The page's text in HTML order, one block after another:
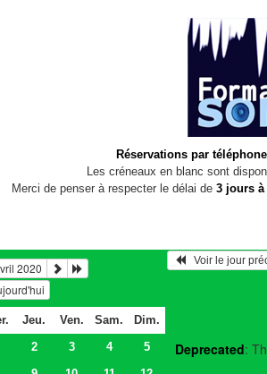
Réservations par téléphone
Les créneaux en blanc sont
Merci de penser à respecter le délai de 3 jours à
2020
Jeu. Ven. Sam.
Dim.
2 3 4
5
Voir le jour
Deprecated: